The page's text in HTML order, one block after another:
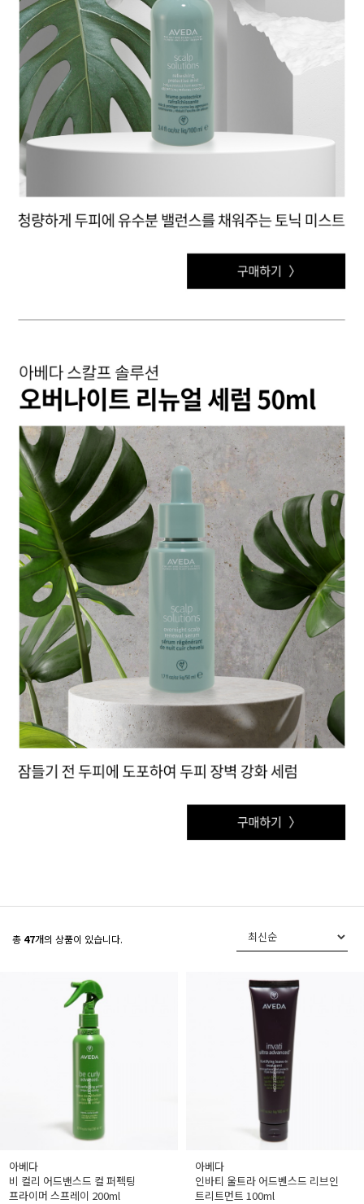
총 47개의 상품이 있습니다.
아베다
비 컬리 어드밴스드 컬 퍼펙팅
프라이머 스프레이 200ml
아베다
인바티 울트라 어드벤스드 리브인
트리트먼트 100ml